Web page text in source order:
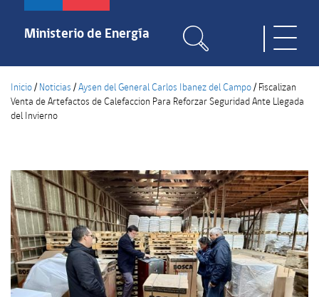
Pasar
contenido
Ministerio de Energía
Inicio/ Noticias /Aysen del General Carlos Ibanez del Campo/ Fiscalizan
Venta de Artefactos de Calefaccion Para Reforzar Seguridad Ante Llegada
del Invierno